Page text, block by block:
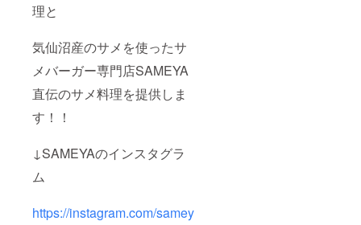
理と
気仙沼産のサメを使ったサ
メバーガー専門店SAMEYA
直伝のサメ料理を提供しま
す！！
↓SAMEYAのインスタグラ
ム
https://instagram.com/samey